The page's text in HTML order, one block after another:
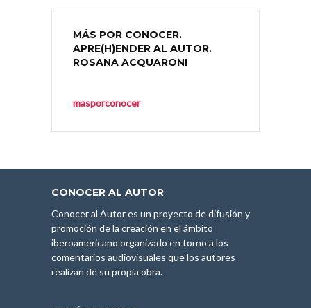
MÁS POR CONOCER.
APRE(H)ENDER AL AUTOR.
ROSANA ACQUARONI
masporconocer
CONOCER AL AUTOR
Conocer al Autor es un proyecto de difusión y
promoción de la creación en el ámbito
iberoamericano organizado en torno a los
comentarios audiovisuales que los autores
realizan de su propia obra.